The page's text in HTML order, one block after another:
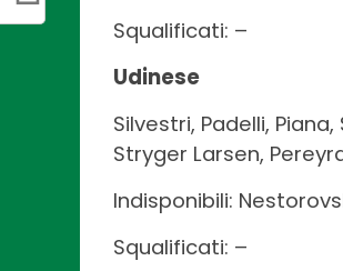
Squalificati: –
Udinese
Silvestri, Padelli,
Stryger Larsen,
Indisponibili:
Squalificati: –